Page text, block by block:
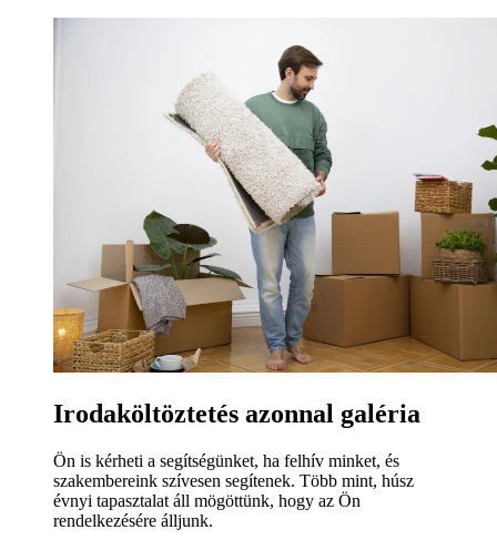
Irodaköltöztetés azonnal galéria
Ön is kérheti a segítségünket, ha felhív minket, és
szakembereink szívesen segítenek. Több mint, húsz
évnyi tapasztalat áll mögöttünk, hogy az Ön
rendelkezésére álljunk.